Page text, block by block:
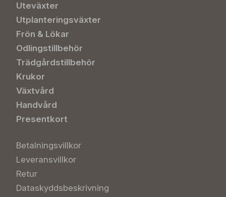
Uteväxter
Utplanteringsväxter
Frön & Lökar
Odlingstillbehör
Trädgårdstillbehör
Krukor
Växtvård
Handvård
Presentkort
Betalningsvillkor
Leveransvillkor
Retur
Dataskyddsbeskrivning